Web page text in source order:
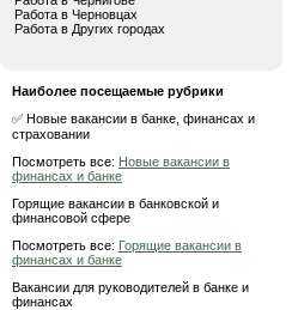
Работа в Черновцах
Работа в Других городах
Наиболее посещаемые рубрики
✅ Новые вакансии в банке, финансах и
страховании
Посмотреть все: Новые вакансии в
финансах и банке
Горящие вакансии в банковской и
финансовой сфере
Посмотреть все: Горящие вакансии в
финансах и банке
Вакансии для руководителей в банке и
финансах